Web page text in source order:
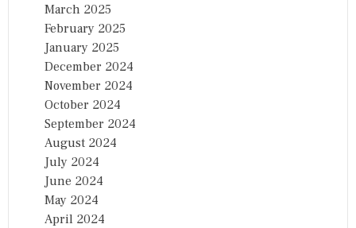
March 2025
February 2025
January 2025
December 2024
November 2024
October 2024
September 2024
August 2024
July 2024
June 2024
May 2024
April 2024